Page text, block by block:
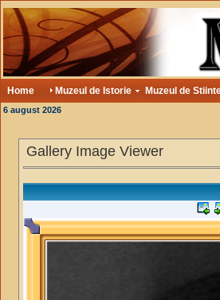
Home Muzeul de Istorie Muzeul de
6 august 2026
Gallery Image Viewer